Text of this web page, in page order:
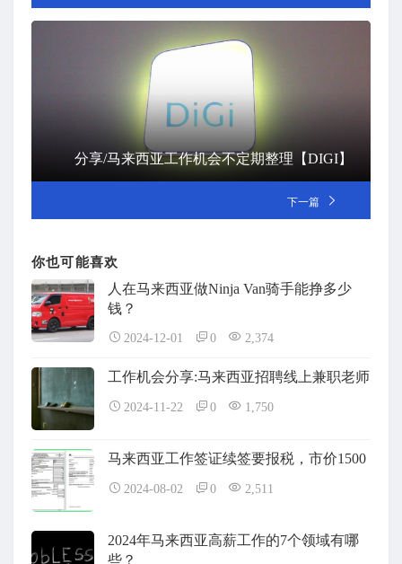
分享/马来西亚工作机会不定期整理【DIGI】
下一篇
你也可能喜欢
人在马来西亚做Ninja Van骑手能挣多少
钱？
2024-12-01 0 2,374
工作机会分享:马来西亚招聘线上兼职老师
2024-11-22 0 1,750
马来西亚工作签证续签要报税，市价1500
2024-08-02 0 2,511
2024年马来西亚高薪工作的7个领域有哪
些？